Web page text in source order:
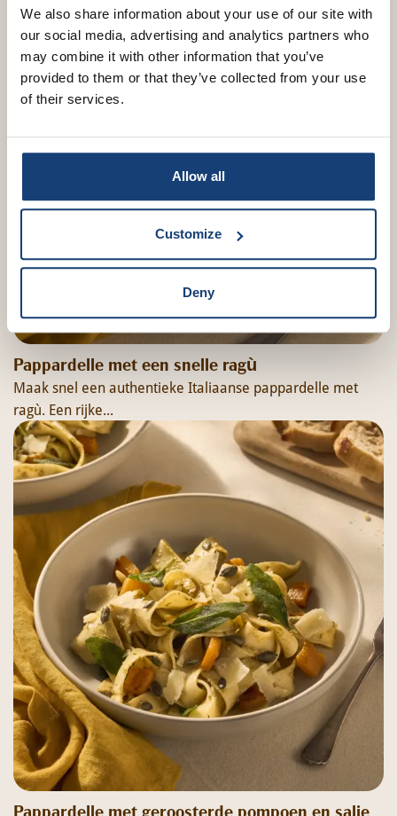
We also share information about your use of our site with
our social media, advertising and analytics partners who
may combine it with other information that you’ve
provided to them or that they’ve collected from your use
of their services.
Allow all
Customize
Deny
Pappardelle met een snelle ragù
Maak snel een authentieke Italiaanse pappardelle met
ragù. Een rijke...
Pappardelle met geroosterde pompoen en salie